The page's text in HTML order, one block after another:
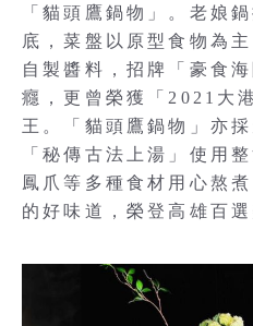
「貓頭鷹鍋物」。老娘
底，菜盤以原型食物為
自製醬料，招牌「豪食
癮，更曾榮獲「2021大
王。「貓頭鷹鍋物」亦
「秘傳古法上湯」使用
鳳爪等多種食材用心熬
的好味道，榮登高雄百